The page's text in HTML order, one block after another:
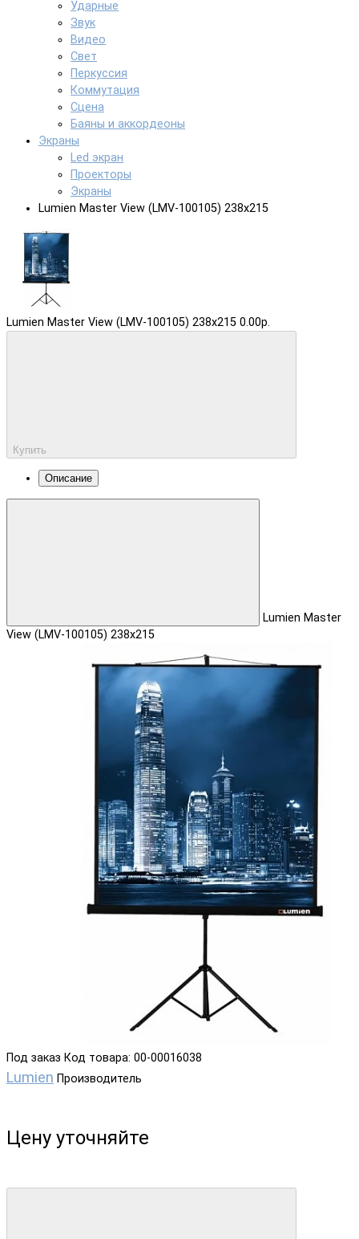
Ударные
Звук
Видео
Свет
Перкуссия
Коммутация
Сцена
Баяны и аккордеоны
Экраны
Led экран
Проекторы
Экраны
Lumien Master View (LMV-100105) 238x215
Lumien Master View (LMV-100105) 238x215 0.00р.
Купить
Описание
Lumien Master
View (LMV-100105) 238x215
Под заказ Код товара: 00-00016038
Lumien Производитель
Цену уточняйте